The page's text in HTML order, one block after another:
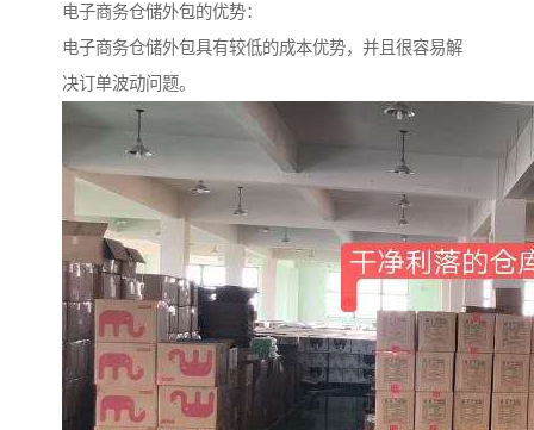
电子商务仓储外包的优势：
电子商务仓储外包具有较低的成本优势，并且很容易解
决订单波动问题。